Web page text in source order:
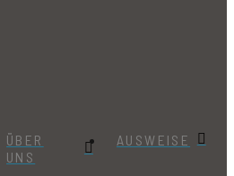
ÜBER
UNS
AUSWEISE